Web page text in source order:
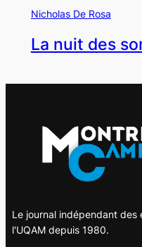
Nicholas De Rosa
La nuit des
Le journal indépendant
l'UQAM depuis 1980.